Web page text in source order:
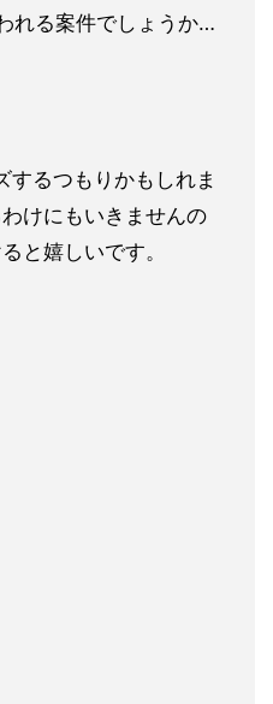
れる案件でしょうか…
するつもりかもしれま
けにもいきませんの
と嬉しいです。